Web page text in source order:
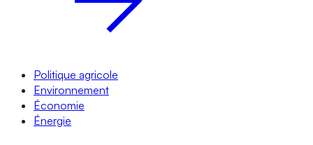
Politique agricole
Environnement
Économie
Énergie